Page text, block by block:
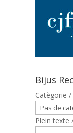
Bijus
Catègorie
Plein texte